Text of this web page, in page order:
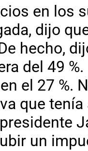
en los
dijo
hecho,
del 49 %.
el 27 %.
que tenía
un